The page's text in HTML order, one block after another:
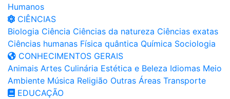
Humanos
CIÊNCIAS
Biologia Ciência Ciências da natureza Ciências exatas
Ciências humanas Física quântica Química Sociologia
CONHECIMENTOS GERAIS
Animais Artes Culinária Estética e Beleza Idiomas Meio
Ambiente Música Religião Outras Áreas Transporte
EDUCAÇÃO